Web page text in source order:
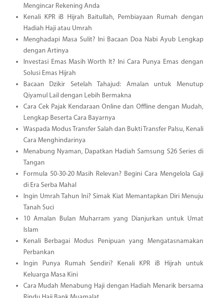
Mengincar Rekening Anda
Kenali KPR iB Hijrah Baitullah, Pembiayaan Rumah dengan
Hadiah Haji atau Umrah
Menghadapi Masa Sulit? Ini Bacaan Doa Nabi Ayub Lengkap
dengan Artinya
Investasi Emas Masih Worth It? Ini Cara Punya Emas dengan
Solusi Emas Hijrah
Bacaan Dzikir Setelah Tahajud: Amalan untuk Menutup
Qiyamul Lail dengan Lebih Bermakna
Cara Cek Pajak Kendaraan Online dan Offline dengan Mudah,
Lengkap Beserta Cara Bayarnya
Waspada Modus Transfer Salah dan Bukti Transfer Palsu, Kenali
Cara Menghindarinya
Menabung Nyaman, Dapatkan Hadiah Samsung S26 Series di
Tangan
Formula 50-30-20 Masih Relevan? Begini Cara Mengelola Gaji
di Era Serba Mahal
Ingin Umrah Tahun Ini? Simak Kiat Memantapkan Diri Menuju
Tanah Suci
10 Amalan Bulan Muharram yang Dianjurkan untuk Umat
Islam
Kenali Berbagai Modus Penipuan yang Mengatasnamakan
Perbankan
Ingin Punya Rumah Sendiri? Kenali KPR iB Hijrah untuk
Keluarga Masa Kini
Cara Mudah Menabung Haji dengan Hadiah Menarik bersama